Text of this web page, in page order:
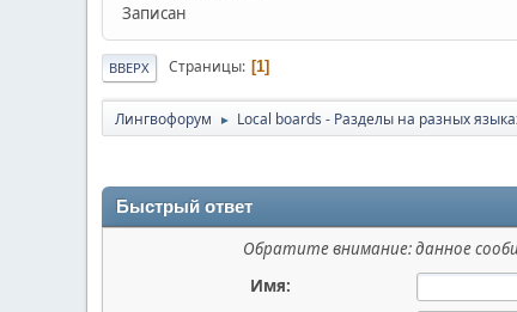
Записан
ВВЕРХ Страницы 1
Лингвофорум ► Local boards - Разделы на разных
Быстрый ответ
Обратите внимание: данное
Имя: